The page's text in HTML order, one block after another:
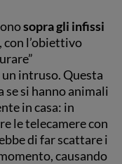
sopra gli infissi
, con l’obiettivo
intruso. Questa
si hanno animali
in casa: in
le telecamere con
di far scattare i
causando